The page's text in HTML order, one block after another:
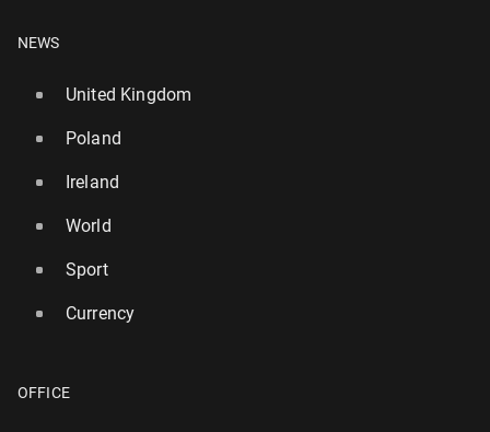
NEWS
United Kingdom
Poland
Ireland
World
Sport
Currency
OFFICE